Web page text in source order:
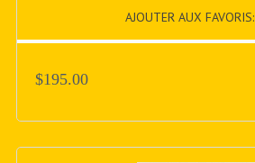
AJOUTER AUX FAVORIS:
$195.00